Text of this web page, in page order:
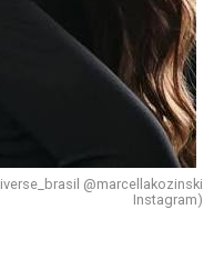
@marcellakozinski
Instagram)